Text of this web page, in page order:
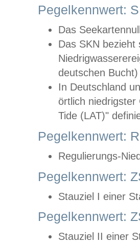
Pegelkennwert:
Das
Das SKN
deutschen
In Deutschland
örtlich
Tide (LAT)"
Pegelkennwert:
Regulierungs-
Pegelkennwert:
Stauziel I einer
Pegelkennwert:
Stauziel II einer